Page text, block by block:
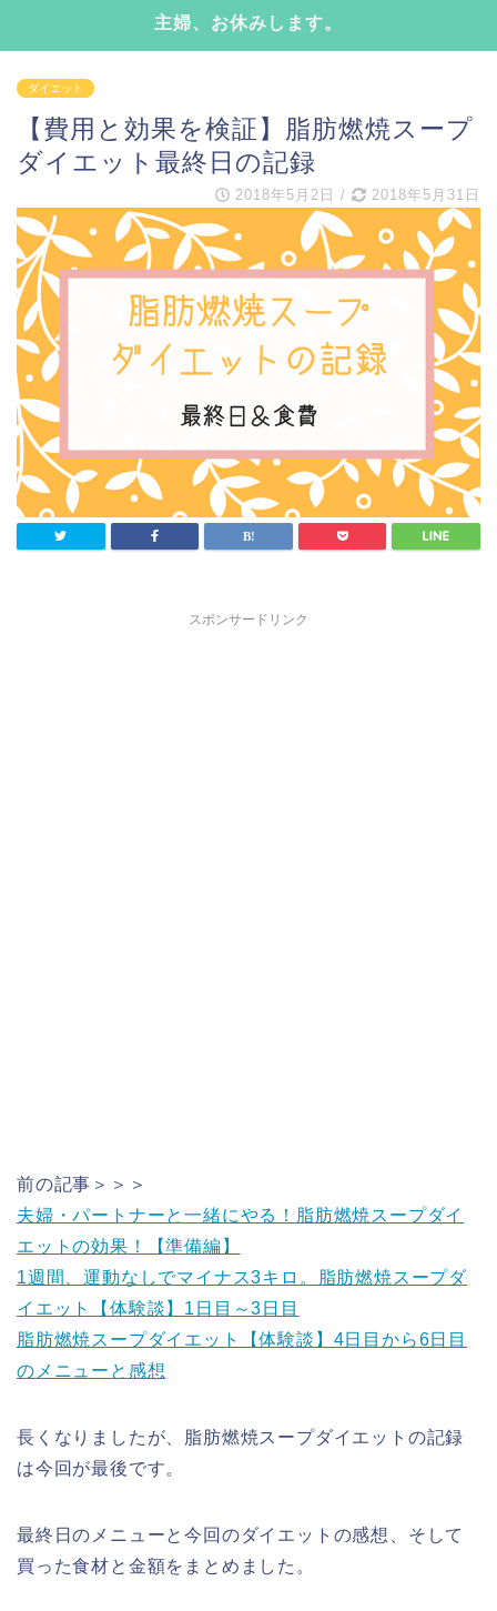
主婦、お休みします。
ダイエット
【費用と効果を検証】脂肪燃焼スープ
ダイエット最終日の記録
2018年5月2日 / 2018年5月31日
スポンサードリンク
前の記事＞＞＞
夫婦・パートナーと一緒にやる！脂肪燃焼スープダイ
エットの効果！【準備編】
1週間、運動なしでマイナス3キロ。脂肪燃焼スープダ
イエット【体験談】1日目～3日目
脂肪燃焼スープダイエット【体験談】4日目から6日目
のメニューと感想
長くなりましたが、脂肪燃焼スープダイエットの記録
は今回が最後です。
最終日のメニューと今回のダイエットの感想、そして
買った食材と金額をまとめました。